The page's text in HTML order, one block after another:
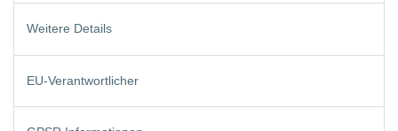
Weitere Details
EU-Verantwortlicher